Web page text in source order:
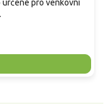
určené pro venkovní